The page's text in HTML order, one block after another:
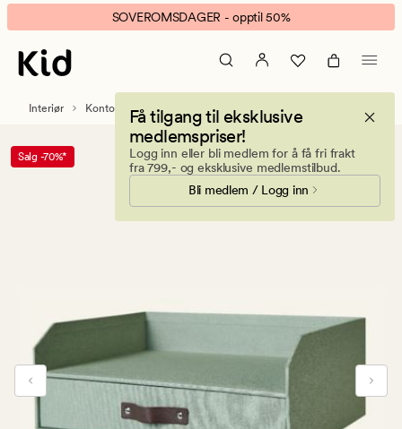
Account
brevholder
grønn
banner.
Klikk
ESCAPE
pause.
SOVEROMSDAGER - opptil 50%
Få tilgang til eksklusive
medlemspriser!
Logg inn eller bli medlem for å få fri frakt
fra 799,- og eksklusive medlemstilbud.
Bli medlem / Logg inn
Interiør Kontorrekvisita Magasinholdere og kontororganisering
Salg -70%*